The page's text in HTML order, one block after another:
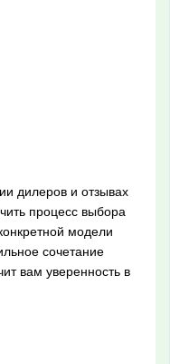
дилеров и отзывах
процесс выбора
модели
сочетание
вам уверенность в